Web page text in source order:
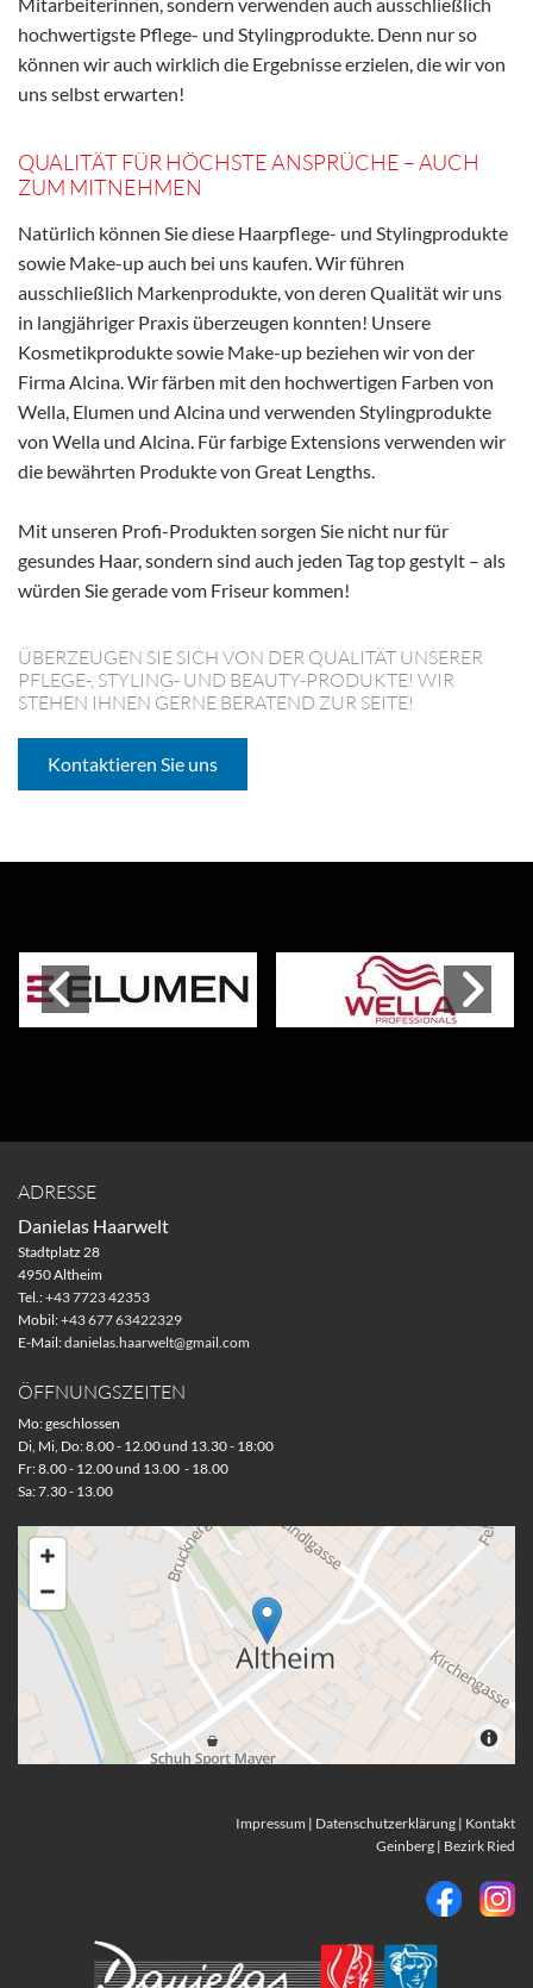
hochwertigste Pflege- und Stylingprodukte. Denn nur so
können wir auch wirklich die Ergebnisse erzielen, die wir von
uns selbst erwarten!
QUALITÄT FÜR HÖCHSTE ANSPRÜCHE – AUCH
ZUM MITNEHMEN
Natürlich können Sie diese Haarpflege- und Stylingprodukte
sowie Make-up auch bei uns kaufen. Wir führen
ausschließlich Markenprodukte, von deren Qualität wir uns
in langjähriger Praxis überzeugen konnten! Unsere
Kosmetikprodukte sowie Make-up beziehen wir von der
Firma Alcina. Wir färben mit den hochwertigen Farben von
Wella, Elumen und Alcina und verwenden Stylingprodukte
von Wella und Alcina. Für farbige Extensions verwenden wir
die bewährten Produkte von Great Lengths.
Mit unseren Profi-Produkten sorgen Sie nicht nur für
gesundes Haar, sondern sind auch jeden Tag top gestylt – als
würden Sie gerade vom Friseur kommen!
ÜBERZEUGEN SIE SICH VON DER QUALITÄT UNSERER
PFLEGE-, STYLING- UND BEAUTY-PRODUKTE! WIR
STEHEN IHNEN GERNE BERATEND ZUR SEITE!
Kontaktieren Sie uns
ADRESSE
Danielas Haarwelt
Stadtplatz 28
4950 Altheim
Tel.:+43 7723 42353
Mobil:+43 677 63422329
E-Mail:danielas.haarwelt@gmail.com
ÖFFNUNGSZEITEN
Mo: geschlossen
Di, Mi, Do: 8.00 - 12.00 und 13.30 - 18:00
Fr: 8.00 - 12.00 und 13.00 - 18.00
Sa: 7.30 - 13.00
Impressum | Datenschutzerklärung | Kontakt
Geinberg | Bezirk Ried